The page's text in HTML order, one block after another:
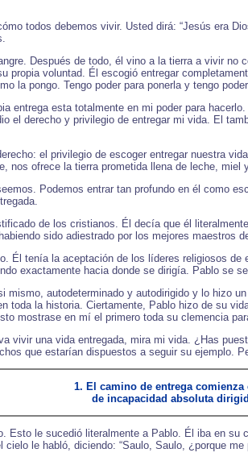
todos debemos vivir. Usted dirá: “Jesús era
Después de todo, él vino a la tierra a vivir
voluntad. Él escogió entregar
la pongo. Tengo poder para ponerla y tengo
entrega esta totalmente en mi poder para
el derecho y privilegio de entregar mi vida. El
el privilegio de escoger entregar nuestra
nos ofrece la tierra prometida llena de leche,
Podemos entrar tan profundo en él como
de los cristianos. Él decía que él
sido adiestrado por los mejores
Él tenía la aceptación de los líderes religiosos
exactamente hacia donde se dirigía. Pablo se
autodeterminado y autodirigido y lo hizo
toda la historia. Ciertamente, Pablo hizo de su
mostrase en mí el primero toda su clemencia
vivir una vida entregada, mira mi vida. ¿Has
que estarían dispuestos a seguir su ejemplo.
1. El camino de entrega
de incapacidad absoluta
Esto le sucedió literalmente a Pablo. Él iba en
le habló, diciendo: “Saulo, Saulo, ¿porque me